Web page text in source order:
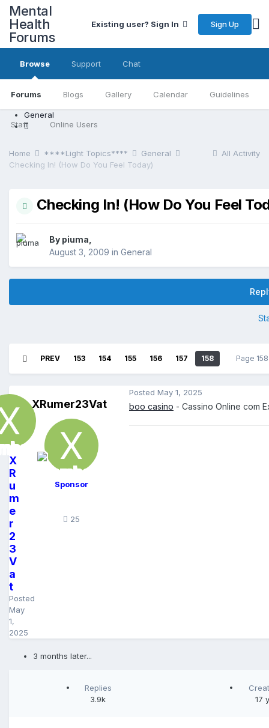
Mental
Health
Forums
Existing user? Sign In Sign Up
Browse
Forums Blogs Gallery Calendar Guidelines
Staff Online Users
Support Chat
General
All Activity
Home ****Light Topics****
General
Checking In! (How Do You Feel Today)
Checking In! (How Do You Feel
By piuma,
August 3, 2009 in General
PREV 153 154 155 156 157 158 Page
X
R
u
m
e
r
2
3
V
a
t
Posted
May
1,
2025
XRumer23Vat
Sponsor
25
Posted May 1, 2025
boo casino - Cassino Online com
3 months later...
Replies
3.9k
17